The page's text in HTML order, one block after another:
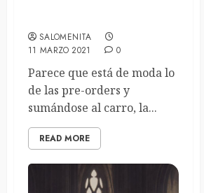
SALOMENITA
11 MARZO 2021
0
Parece que está de moda lo
de las pre-orders y
sumándose al carro, la...
READ MORE